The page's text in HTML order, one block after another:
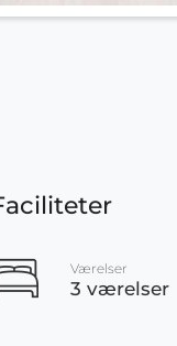
Værelser
3 værelser